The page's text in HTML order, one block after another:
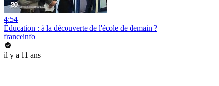
4:54
Éducation : à la découverte de l'école de demain ?
franceinfo
il y a 11 ans